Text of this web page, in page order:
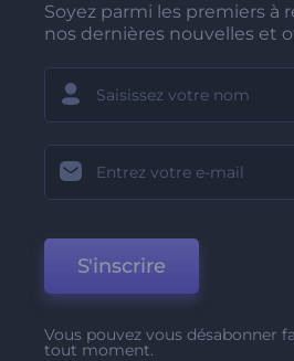
Soyez parmi les premiers à
nos dernières nouvelles et
S'inscrire
Vous pouvez vous désabonner
tout moment.